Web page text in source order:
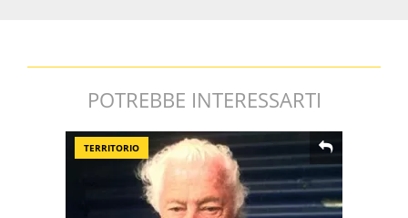
POTREBBE INTERESSARTI
TERRITORIO